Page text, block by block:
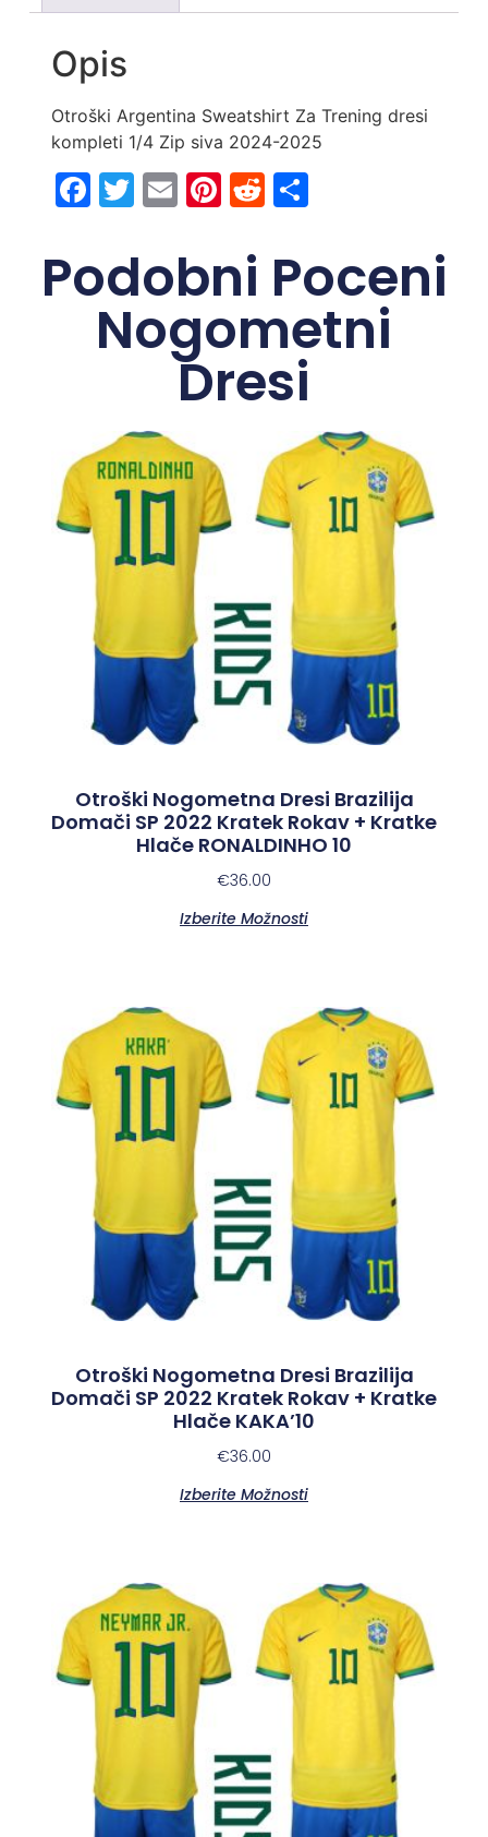
Opis
Otroški Argentina Sweatshirt Za Trening dresi
kompleti 1/4 Zip siva 2024-2025
Facebook
Twitter
EmailPinterest
Reddit
Share
Podobni Poceni
Nogometni
Dresi
Otroški Nogometna Dresi Brazilija
Domači SP 2022 Kratek Rokav + Kratke
Hlače RONALDINHO 10
€36.00
Izberite Možnosti
Otroški Nogometna Dresi Brazilija
Domači SP 2022 Kratek Rokav + Kratke
Hlače KAKA’10
€36.00
Izberite Možnosti